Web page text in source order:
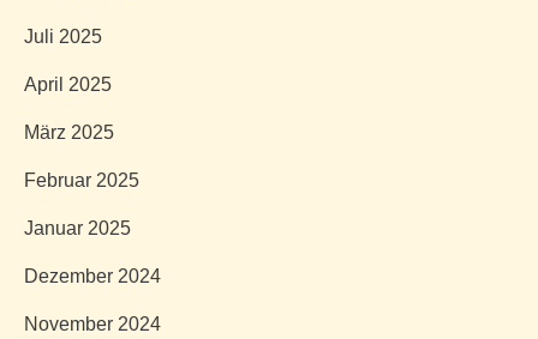
Juli 2025
April 2025
März 2025
Februar 2025
Januar 2025
Dezember 2024
November 2024